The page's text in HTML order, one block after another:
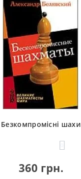
Безкомпромісні шахи
360 грн.